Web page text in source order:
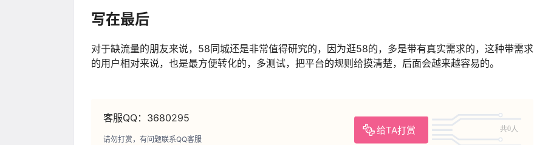
写在最后
对于缺流量的朋友来说，58同城还是非常值得研究的，因为逛58的，多是带有真实需求的，这种带需求
的用户相对来说，也是最方便转化的，多测试，把平台的规则给摸清楚，后面会越来越容易的。
客服QQ：3680295
给TA打赏 共0人
请勿打赏，有问题联系QQ客服